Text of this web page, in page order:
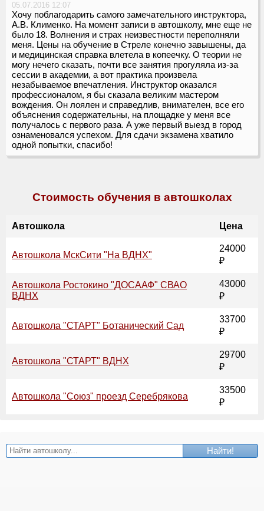
05.07.2016 12:07
Хочу поблагодарить самого замечательного инструктора,
А.В. Клименко. На момент записи в автошколу, мне еще не
было 18. Волнения и страх неизвестности переполняли
меня. Цены на обучение в Стреле конечно завышены, да
и медицинская справка влетела в копеечку. О теории не
могу нечего сказать, почти все занятия прогуляла из-за
сессии в академии, а вот практика произвела
незабываемое впечатления. Инструктор оказался
профессионалом, я бы сказала великим мастером
вождения. Он лоялен и справедлив, внимателен, все его
объяснения содержательны, на площадке у меня все
получалось с первого раза. А уже первый выезд в город
ознаменовался успехом. Для сдачи экзамена хватило
одной попытки, спасибо!
Стоимость обучения в автошколах
Автошкола Цена
Автошкола МскСити "На ВДНХ"
24000
₽
Автошкола Ростокино "ДОСААФ" СВАО
ВДНХ
43000
₽
Автошкола "СТАРТ" Ботанический Сад
33700
₽
Автошкола "СТАРТ" ВДНХ
29700
₽
Автошкола "Союз" проезд Серебрякова
33500
₽
Найти!